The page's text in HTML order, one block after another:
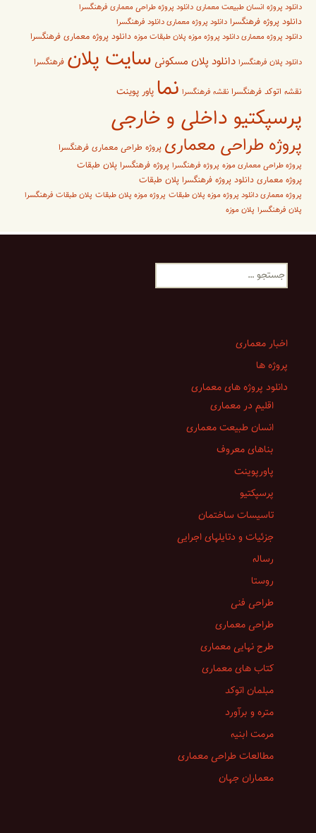
دانلود پروژه انسان طبیعت معماری دانلود پروژه طراحی معماری فرهنگسرا
دانلود پروژه فرهنگسرا دانلود پروژه معماری دانلود فرهنگسرا
دانلود پروژه معماری دانلود پروژه موزه پلان طبقات موزه دانلود پروژه معماری فرهنگسرا
دانلود پلان فرهنگسرا دانلود پلان مسکونی سایت پلان فرهنگسرا
نقشه اتوکد فرهنگسرا نقشه فرهنگسرا نما پاور پوینت
پرسپکتیو داخلی و خارجی
پروژه طراحی معماری پروژه طراحی معماری فرهنگسرا
پروژه طراحی معماری موزه پروژه فرهنگسرا پروژه فرهنگسرا پلان طبقات
پروژه معماری دانلود پروژه فرهنگسرا پلان طبقات
پروژه معماری دانلود پروژه موزه پلان طبقات پروژه موزه پلان طبقات پلان طبقات فرهنگسرا
پلان فرهنگسرا پلان موزه
جستجو
برای:
اخبار معماری
پروژه ها
دانلود پروژه های معماری
اقلیم در معماری
انسان طبیعت معماری
بناهای معروف
پاورپوینت
پرسپکتیو
تاسیسات ساختمان
جزئیات و دتایلهای اجرایی
رساله
روستا
طراحی فنی
طراحی معماری
طرح نهایی معماری
کتاب های معماری
مبلمان اتوکد
متره و برآورد
مرمت ابنیه
مطالعات طراحی معماری
معماران جهان